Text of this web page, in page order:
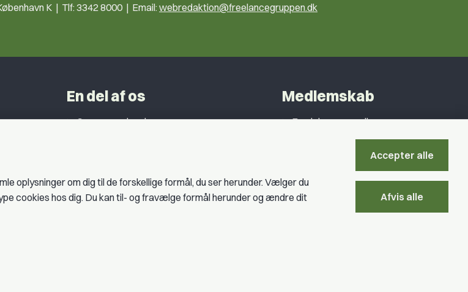
K | Tlf: 3342 8000 | Email: webredaktion@freelancegruppen.dk
En del af os
Grupper og kredse
Medlemskab
Fordele som medlem
Forstå dit medlemskab
Pressekort
oplysninger om dig til de forskellige formål, du ser herunder. Vælger du
cookies hos dig. Du kan til- og fravælge formål herunder og ændre dit
Accepter alle
Afvis alle